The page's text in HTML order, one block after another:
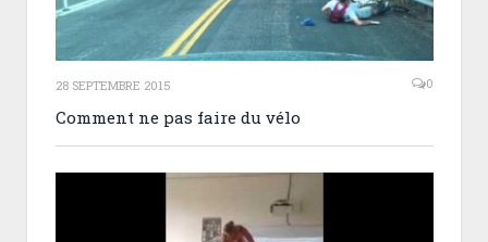
28 SEPTEMBRE 2015 0
Comment ne pas faire du vélo